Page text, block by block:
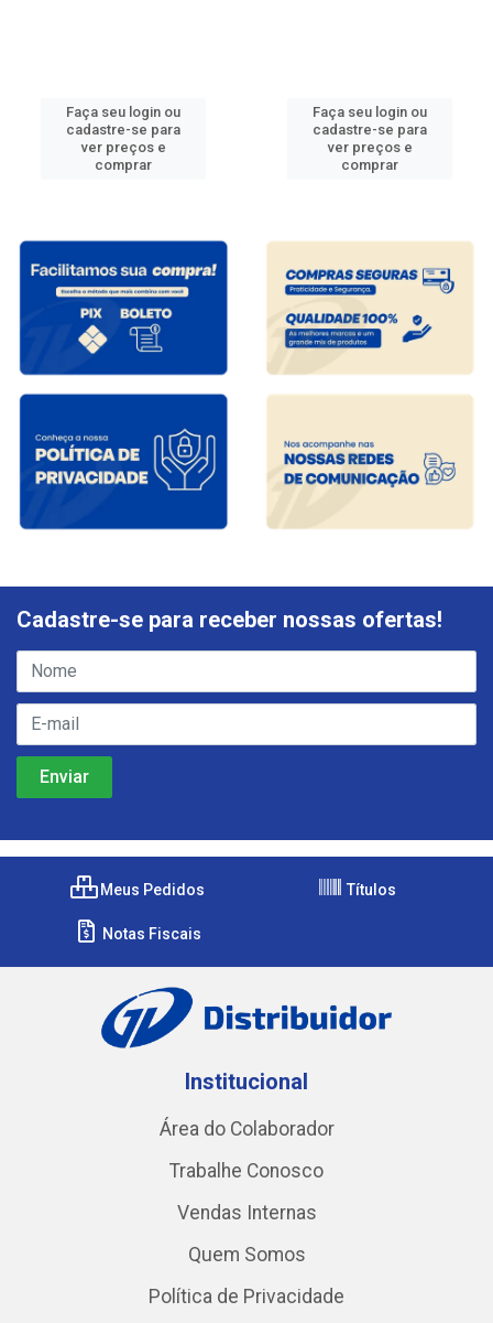
Faça seu login ou
cadastre-se para
ver preços e
comprar
Faça seu login ou
cadastre-se para
ver preços e
comprar
Cadastre-se para receber nossas ofertas!
Meus Pedidos Títulos
Notas Fiscais
Institucional
Área do Colaborador
Trabalhe Conosco
Vendas Internas
Quem Somos
Política de Privacidade